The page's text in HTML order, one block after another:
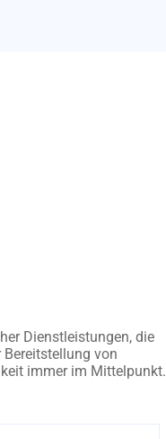
Dienstleistungen, die
von
immer im Mittelpunkt.